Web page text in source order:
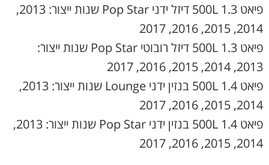
פיאט 500L 1.3 דיזל ידני Pop Star שנות ייצור: 2013,
2014, 2015, 2016, 2017
פיאט 500L 1.3 דיזל רובוטי Pop Star שנות ייצור:
2013, 2014, 2015, 2016, 2017
פיאט 500L 1.4 בנזין ידני Lounge שנות ייצור: 2013,
2014, 2015, 2016, 2017
פיאט 500L 1.4 בנזין ידני Pop Star שנות ייצור: 2013,
2014, 2015, 2016, 2017